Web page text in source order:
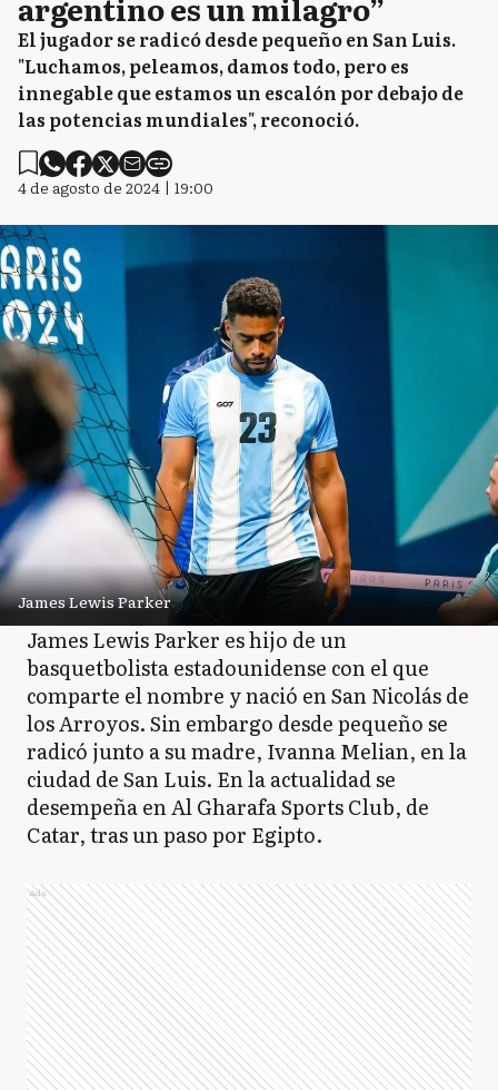
El jugador se radicó desde pequeño en San Luis.
"Luchamos, peleamos, damos todo, pero es
innegable que estamos un escalón por debajo de
las potencias mundiales", reconoció.
4 de agosto de 2024 | 19:00
James Lewis Parker
James Lewis Parker es hijo de un
basquetbolista estadounidense con el que
comparte el nombre y nació en San Nicolás de
los Arroyos. Sin embargo desde pequeño se
radicó junto a su madre, Ivanna Melian, en la
ciudad de San Luis. En la actualidad se
desempeña en Al Gharafa Sports Club, de
Catar, tras un paso por Egipto.
Ads